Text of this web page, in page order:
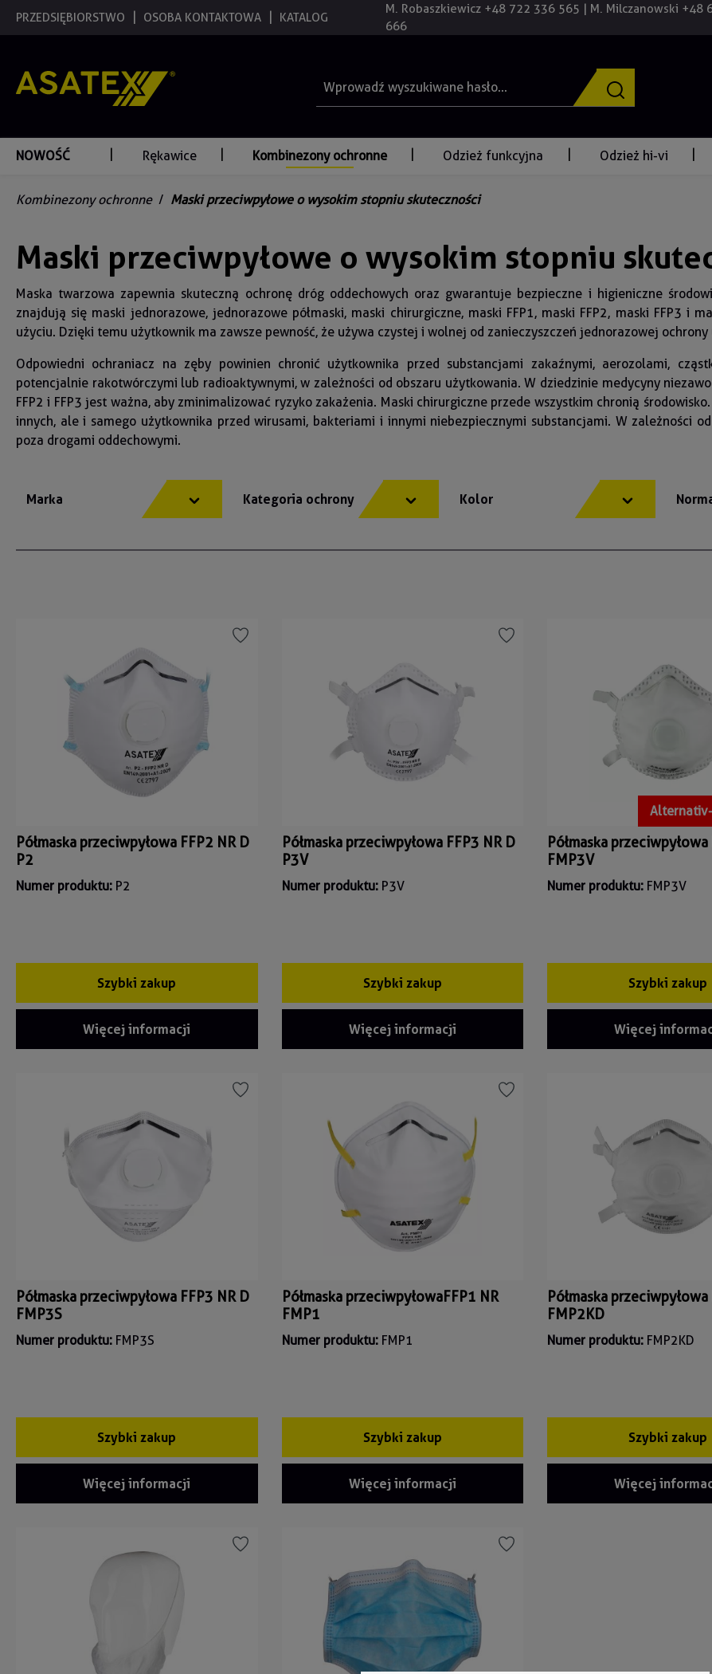
Przejdź do głównej nawigacji
PRZEDSIĘBIORSTWO OSOBA KONTAKTOWA KATALOG
M. Robaszkiewicz +48 722 336 565 | M. Milczanowski +48
666
NOWOŚĆ Rękawice Kombinezony ochronne Odzież funkcyjna Odzież hi-vi
Kombinezony ochronne / Maski przeciwpyłowe o wysokim stopniu skuteczności
Maski przeciwpyłowe o wysokim stopniu
Maska twarzowa zapewnia skuteczną ochronę dróg oddechowych oraz gwarantuje bezpieczne i higieniczne
znajdują się maski jednorazowe, jednorazowe półmaski, maski chirurgiczne, maski FFP1, maski FFP2, maski FFP3 i
użyciu. Dzięki temu użytkownik ma zawsze pewność, że używa czystej i wolnej od zanieczyszczeń jednorazowej
Odpowiedni ochraniacz na zęby powinien chronić użytkownika przed substancjami zakaźnymi, aerozolami,
potencjalnie rakotwórczymi lub radioaktywnymi, w zależności od obszaru użytkowania. W dziedzinie medycyny
FFP2 i FFP3 jest ważna, aby zminimalizować ryzyko zakażenia. Maski chirurgiczne przede wszystkim chronią
innych, ale i samego użytkownika przed wirusami, bakteriami i innymi niebezpiecznymi substancjami. W zależności
poza drogami oddechowymi.
Marka Kategoria ochrony Kolor
Półmaska przeciwpyłowa FFP2 NR D
P2
Numer produktu: P2
Szybki zakup
Więcej informacji
Półmaska przeciwpyłowa FFP3 NR D
P3V
Numer produktu: P3V
Szybki zakup
Więcej informacji
Półmaska
FMP3V
Numer produktu: FMP3V
Szybki zakup
Więcej
Półmaska przeciwpyłowa FFP3 NR D
FMP3S
Numer produktu: FMP3S
Szybki zakup
Więcej informacji
Półmaska przeciwpyłowaFFP1 NR
FMP1
Numer produktu: FMP1
Szybki zakup
Więcej informacji
Półmaska
FMP2KD
Numer produktu: FMP2KD
Szybki zakup
Więcej